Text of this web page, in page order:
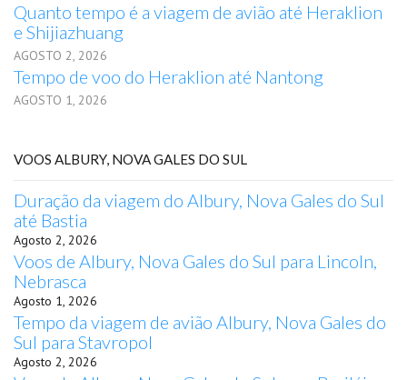
Quanto tempo é a viagem de avião até Heraklion
e Shijiazhuang
AGOSTO 2, 2026
Tempo de voo do Heraklion até Nantong
AGOSTO 1, 2026
VOOS ALBURY, NOVA GALES DO SUL
Duração da viagem do Albury, Nova Gales do Sul
até Bastia
Agosto 2, 2026
Voos de Albury, Nova Gales do Sul para Lincoln,
Nebrasca
Agosto 1, 2026
Tempo da viagem de avião Albury, Nova Gales do
Sul para Stavropol
Agosto 2, 2026